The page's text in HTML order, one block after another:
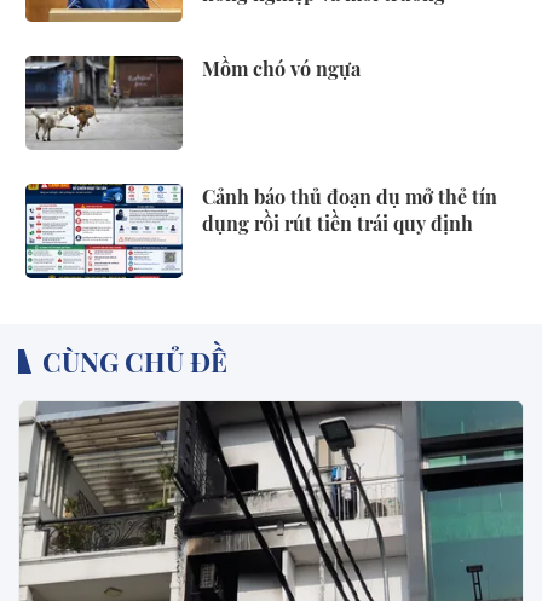
Mồm chó vó ngựa
Cảnh báo thủ đoạn dụ mở thẻ tín
dụng rồi rút tiền trái quy định
CÙNG CHỦ ĐỀ